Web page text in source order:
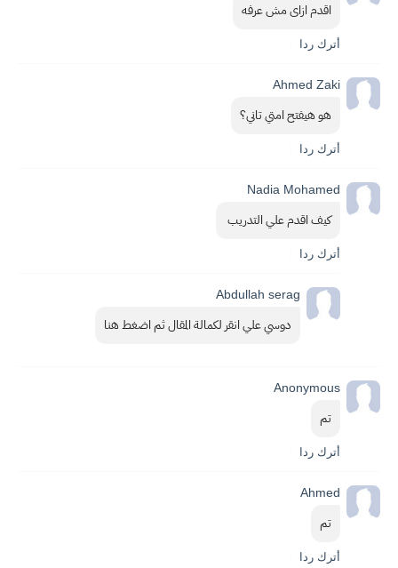
اقدم ازاى مش عرفه
أترك ردا
Ahmed Zaki
هو هيفتح امتي تاني؟
أترك ردا
Nadia Mohamed
كيف اقدم علي التدريب
أترك ردا
Abdullah serag
دوسي علي انقر لكمالة المقال ثم اضغط هنا
Anonymous
تم
أترك ردا
Ahmed
تم
أترك ردا